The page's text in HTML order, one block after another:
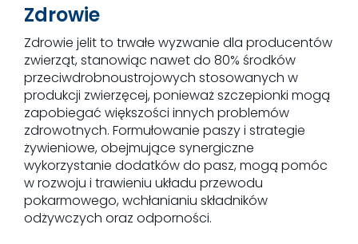
Zdrowie
Zdrowie jelit to trwałe wyzwanie dla producentów
zwierząt, stanowiąc nawet do 80% środków
przeciwdrobnoustrojowych stosowanych w
produkcji zwierzęcej, ponieważ szczepionki mogą
zapobiegać większości innych problemów
zdrowotnych. Formułowanie paszy i strategie
żywieniowe, obejmujące synergiczne
wykorzystanie dodatków do pasz, mogą pomóc
w rozwoju i trawieniu układu przewodu
pokarmowego, wchłanianiu składników
odżywczych oraz odporności.